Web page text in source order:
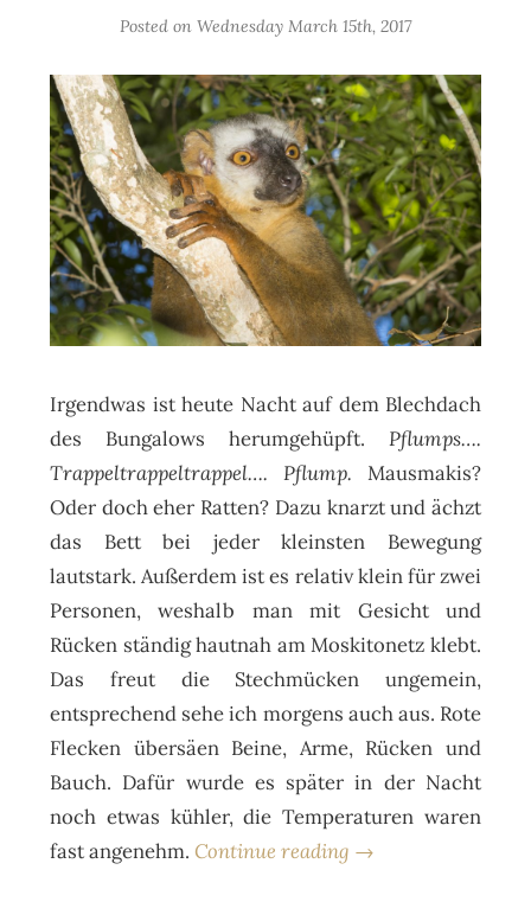
Posted on Wednesday March 15th, 2017
Irgendwas ist heute Nacht auf dem Blechdach
des Bungalows herumgehüpft. Pflumps….
Trappeltrappeltrappel…. Pflump. Mausmakis?
Oder doch eher Ratten? Dazu knarzt und ächzt
das Bett bei jeder kleinsten Bewegung
lautstark. Außerdem ist es relativ klein für zwei
Personen, weshalb man mit Gesicht und
Rücken ständig hautnah am Moskitonetz klebt.
Das freut die Stechmücken ungemein,
entsprechend sehe ich morgens auch aus. Rote
Flecken übersäen Beine, Arme, Rücken und
Bauch. Dafür wurde es später in der Nacht
noch etwas kühler, die Temperaturen waren
fast angenehm. Continue reading →